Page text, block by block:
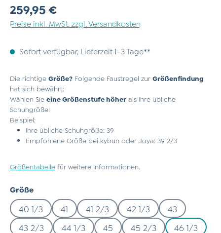
Regulärer Preis:
259,95 €
Preise inkl. MwSt. zzgl. Versandkosten
Sofort verfügbar, Lieferzeit 1-3 Tage**
Die richtige Größe? Folgende Faustregel zur Größenfindung
hat sich bewährt:
Wählen Sie eine Größenstufe höher als Ihre übliche
Schuhgröße!
Beispiel:
Ihre übliche Schuhgröße: 39
Empfohlene Größe bei kybun oder Joya: 39 2/3
Größentabelle für weitere Informationen.
Größeauswählen
40 1/3 41 41 2/3 42 1/3
43
43 2/3
44 1/3 45 45 2/3
46 1/3